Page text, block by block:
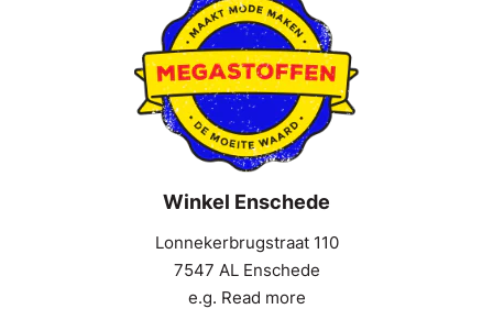
Winkel Enschede
Lonnekerbrugstraat 110
7547 AL Enschede
e.g. Read more